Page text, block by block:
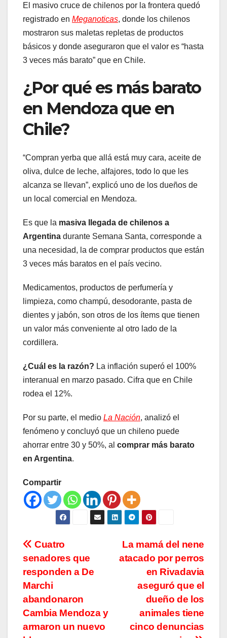
El masivo cruce de chilenos por la frontera quedó
registrado en Meganoticas, donde los chilenos
mostraron sus maletas repletas de productos
básicos y donde aseguraron que el valor es “hasta
3 veces más barato” que en Chile.
¿Por qué es más barato
en Mendoza que en
Chile?
“Compran yerba que allá está muy cara, aceite de
oliva, dulce de leche, alfajores, todo lo que les
alcanza se llevan”, explicó uno de los dueños de
un local comercial en Mendoza.
Es que la masiva llegada de chilenos a
Argentina durante Semana Santa, corresponde a
una necesidad, la de comprar productos que están
3 veces más baratos en el país vecino.
Medicamentos, productos de perfumería y
limpieza, como champú, desodorante, pasta de
dientes y jabón, son otros de los ítems que tienen
un valor más conveniente al otro lado de la
cordillera.
¿Cuál es la razón? La inflación superó el 100%
interanual en marzo pasado. Cifra que en Chile
rodea el 12%.
Por su parte, el medio La Nación, analizó el
fenómeno y concluyó que un chileno puede
ahorrar entre 30 y 50%, al comprar más barato
en Argentina.
Compartir
Navegación
de
entradas
La mamá del nene
atacado por perros
en Rivadavia
aseguró que el
dueño de los
animales tiene
cinco denuncias
Cuatro
senadores que
responden a De
Marchi
abandonaron
Cambia Mendoza y
armaron un nuevo